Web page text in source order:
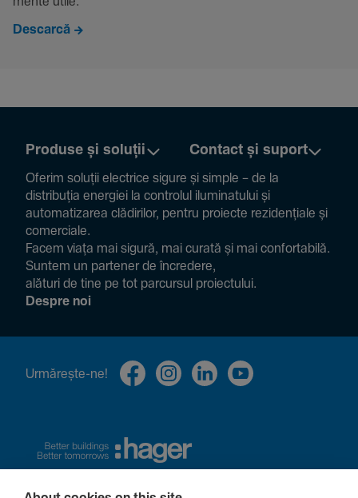
Descarcă
Produse și soluții Contact și suport
Oferim soluții electrice sigure și simple – de la
distribuția energiei la controlul ilumi­na­tului și
auto­ma­ti­zarea clădi­rilor, pentru proiecte rezi­den­țiale și
comer­ciale.
Facem viața mai sigură, mai curată și mai confor­ta­bilă.
Suntem un partener de încre­dere,
alături de tine pe tot parcursul proiec­tului.
Despre noi
Urmă­rește-ne!